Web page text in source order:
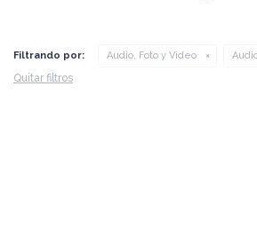
Filtrando por: Audio, Foto y Video
Quitar filtros